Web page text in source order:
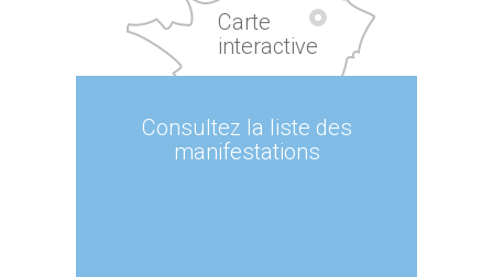
Carte
interactive
Consultez la liste des
manifestations